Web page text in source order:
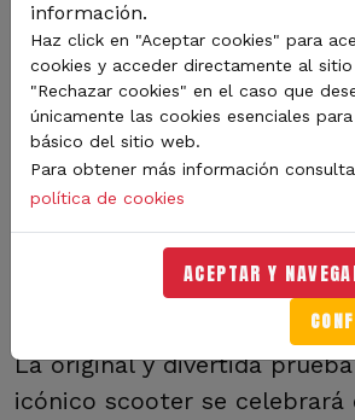
RUTA DE
Hasta 34 equipos y casi 100 pilotos se citan en la VI
de MotorLand
Hasta 34 equipos
100 pilotos se
VI edición de las
de MotorLand
La original y divertida
icónico scooter se celebrará
información.
Haz click en "Aceptar cookies" para
cookies y acceder directamente al
"Rechazar cookies" en el caso que
únicamente las cookies esenciales
básico del sitio web.
Para obtener más información
política de cookies
ACEPTAR Y